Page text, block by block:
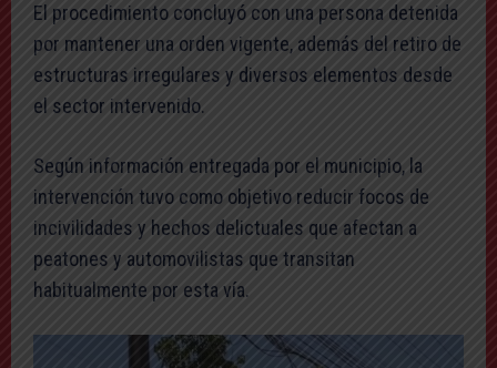
El procedimiento concluyó con una persona detenida
por mantener una orden vigente, además del retiro de
estructuras irregulares y diversos elementos desde
el sector intervenido.
Según información entregada por el municipio, la
intervención tuvo como objetivo reducir focos de
incivilidades y hechos delictuales que afectan a
peatones y automovilistas que transitan
habitualmente por esta vía.